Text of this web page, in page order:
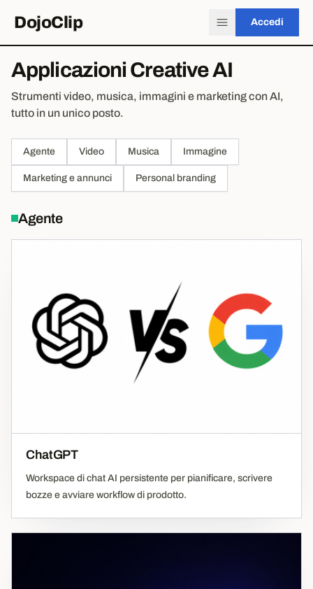
DojoClip Accedi
Applicazioni Creative AI
Strumenti video, musica, immagini e marketing con AI,
tutto in un unico posto.
Agente Video Musica Immagine
Marketing e annunci Personal branding
Agente
ChatGPT
Workspace di chat AI persistente per pianificare, scrivere
bozze e avviare workflow di prodotto.